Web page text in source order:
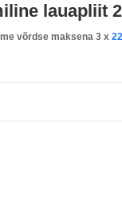
lauapliit
võrdse maksena 3 x